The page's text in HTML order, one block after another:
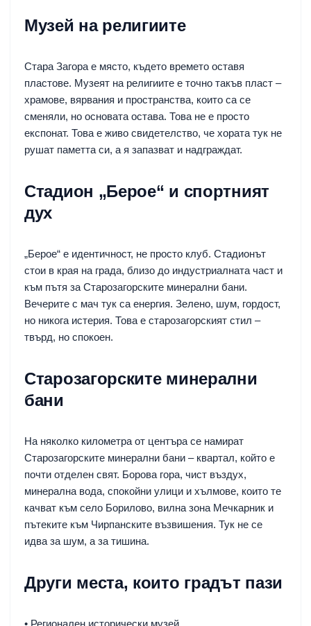
Музей на религиите
Стара Загора е място, където времето оставя
пластове. Музеят на религиите е точно такъв пласт –
храмове, вярвания и пространства, които са се
сменяли, но основата остава. Това не е просто
експонат. Това е живо свидетелство, че хората тук не
рушат паметта си, а я запазват и надграждат.
Стадион „Берое“ и спортният
дух
„Берое“ е идентичност, не просто клуб. Стадионът
стои в края на града, близо до индустриалната част и
към пътя за Старозагорските минерални бани.
Вечерите с мач тук са енергия. Зелено, шум, гордост,
но никога истерия. Това е старозагорският стил –
твърд, но спокоен.
Старозагорските минерални
бани
На няколко километра от центъра се намират
Старозагорските минерални бани – квартал, който е
почти отделен свят. Борова гора, чист въздух,
минерална вода, спокойни улици и хълмове, които те
качват към село Борилово, вилна зона Мечкарник и
пътеките към Чирпанските възвишения. Тук не се
идва за шум, а за тишина.
Други места, които градът пази
• Регионален исторически музей